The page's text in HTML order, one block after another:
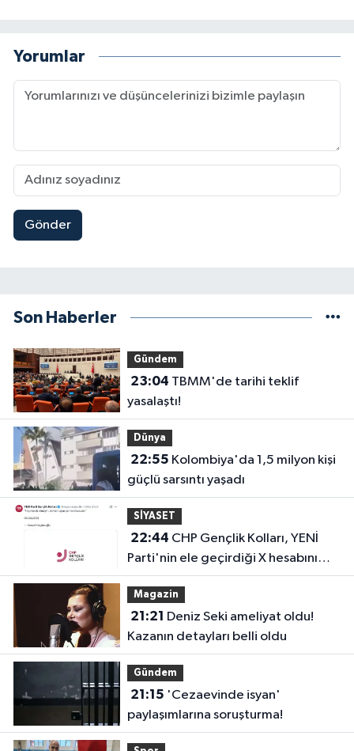
Yorumlar
Gönder
Son Haberler
Gündem
23:04
yasalaştı!
Dünya
22:55
güçlü sarsıntı yaşadı
SİYASET
22:44
Parti'nin ele geçirdiği X hesabını
geri aldı!
Magazin
21:21
Kazanın detayları belli oldu
Gündem
21:15
paylaşımlarına soruşturma!